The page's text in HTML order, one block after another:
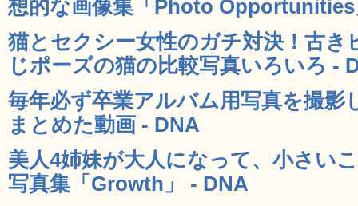
想的な画像集「Photo
猫とセクシー女性のガチ対決！古き
じポーズの猫の比較写真いろいろ -
毎年必ず卒業アルバム用写真を撮影
まとめた動画 - DNA
美人4姉妹が大人になって、小さい
写真集「Growth」 - DNA